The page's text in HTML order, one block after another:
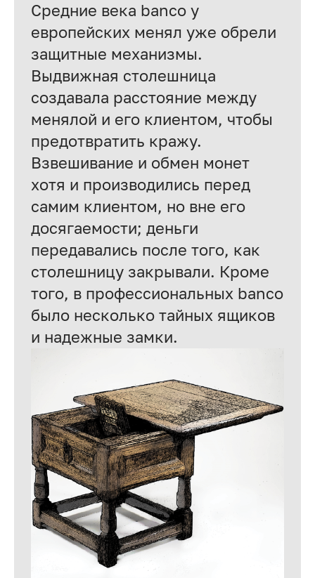
Средние века banco у
европейских менял уже обрели
защитные механизмы.
Выдвижная столешница
создавала расстояние между
менялой и его клиентом, чтобы
предотвратить кражу.
Взвешивание и обмен монет
хотя и производились перед
самим клиентом, но вне его
досягаемости; деньги
передавались после того, как
столешницу закрывали. Кроме
того, в профессиональных banco
было несколько тайных ящиков
и надежные замки.